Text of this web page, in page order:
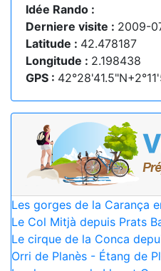
Idée Rando :
Derniere visite : 2009-
Latitude : 42.478187
Longitude : 2.198438
GPS :
Les gorges de la Carança
Le Col Mitjà depuis Prats
Le cirque de la Conca
Orri de Planès - Étang de